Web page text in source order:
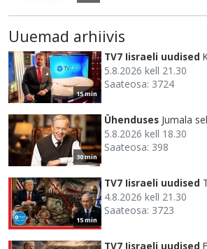
Uuemad arhiivis
15 min
TV7 Iisraeli uudised
5.8.2026 kell 21.30
Saateosa: 3724
30 min
Ühenduses Jumala
5.8.2026 kell 18.30
Saateosa: 398
15 min
TV7 Iisraeli uudised
4.8.2026 kell 21.30
Saateosa: 3723
TV7 Iisraeli uudised